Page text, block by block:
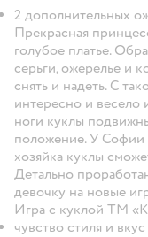
2 дополнительных
Прекрасная
голубое платье.
серьги, ожерелье и
снять и надеть. С
интересно и весело
ноги куклы
положение. У Софии
хозяйка куклы
Детально
девочку на новые
Игра с куклой ТМ
чувство стиля и вкус